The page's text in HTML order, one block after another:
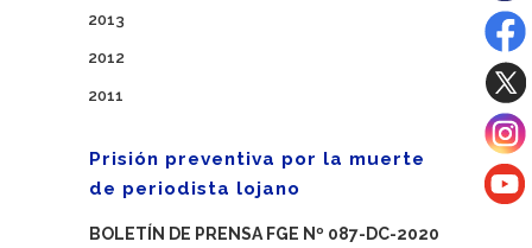
2013
2012
2011
Prisión preventiva por la muerte
de periodista lojano
BOLETÍN DE PRENSA FGE Nº 087-DC-2020